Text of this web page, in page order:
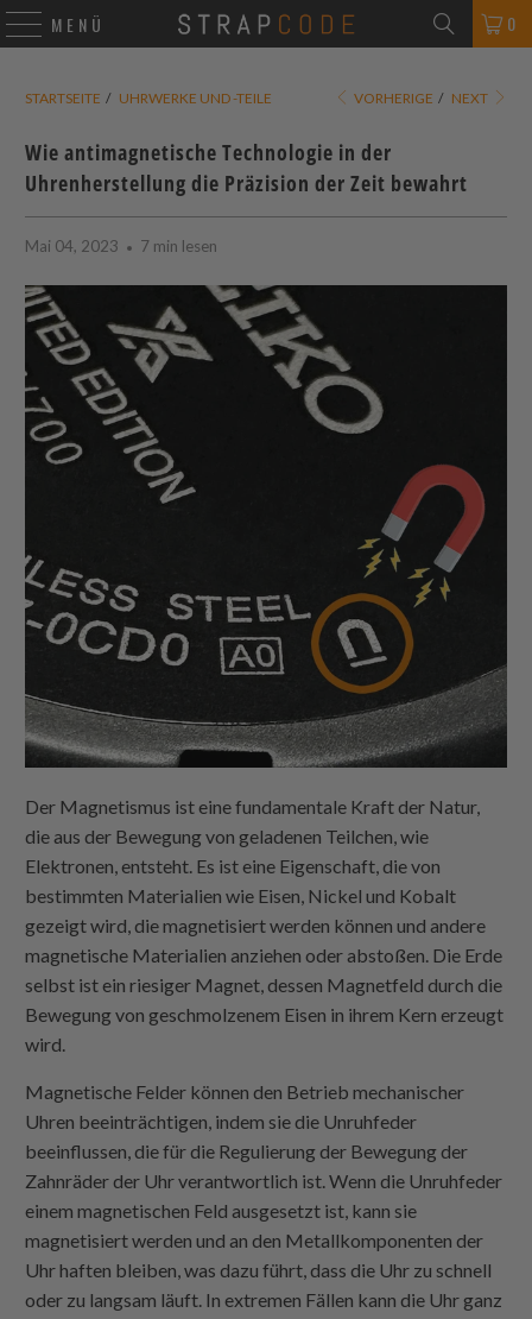
MENÜ 0
STARTSEITE / UHRWERKE UND -TEILE VORHERIGE / NEXT
Wie antimagnetische Technologie in der
Uhrenherstellung die Präzision der Zeit bewahrt
Mai 04, 2023 7 min lesen
Der Magnetismus ist eine fundamentale Kraft der Natur,
die aus der Bewegung von geladenen Teilchen, wie
Elektronen, entsteht. Es ist eine Eigenschaft, die von
bestimmten Materialien wie Eisen, Nickel und Kobalt
gezeigt wird, die magnetisiert werden können und andere
magnetische Materialien anziehen oder abstoßen. Die Erde
selbst ist ein riesiger Magnet, dessen Magnetfeld durch die
Bewegung von geschmolzenem Eisen in ihrem Kern erzeugt
wird.
Magnetische Felder können den Betrieb mechanischer
Uhren beeinträchtigen, indem sie die Unruhfeder
beeinflussen, die für die Regulierung der Bewegung der
Zahnräder der Uhr verantwortlich ist. Wenn die Unruhfeder
einem magnetischen Feld ausgesetzt ist, kann sie
magnetisiert werden und an den Metallkomponenten der
Uhr haften bleiben, was dazu führt, dass die Uhr zu schnell
oder zu langsam läuft. In extremen Fällen kann die Uhr ganz